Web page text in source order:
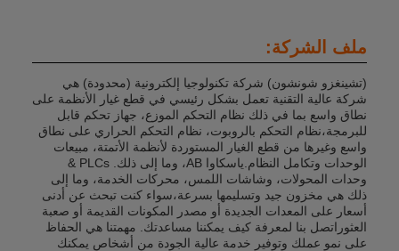
ملف الشركة:
(تشينغزو شونشون) شركة تكنولوجيا إلكترونية (محدودة) هي
شركة عالية التقنية تعمل بشكل رئيسي في قطع غيار الأنظمة على
نطاق واسع بما في ذلك نظام التحكم الموزع، جهاز تحكم قابل
للبرمجة،نظام التحكم بالروبوت، نظام التحكم الحراري على نطاق
واسع وغيرها من قطع الغيار المستوردة لأنظمة الأتمتة، مبيعات
الوحدات وتكامل النظام.ياسكاوا AB، وما إلى ذلك. PLCs &
وحدات المحولات، وشاشات اللمس، محركات الخدمة، وما إلى
ذلك هي مخزون جيد وتسليمها بسرعة،سواء كنت تبحث عن أدنى
أسعار على المعدات الجديدة أو مصدر المكونات القديمة أو صعبة
العثوراتصل بنا لمعرفة كيف يمكننا مساعدتك. مهمتنا هي الحفاظ
على نمو عملك وتوفير خدمة عالية الجودة من أشخاص يمكنك